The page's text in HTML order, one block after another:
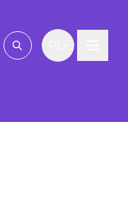
Wpisz, czego